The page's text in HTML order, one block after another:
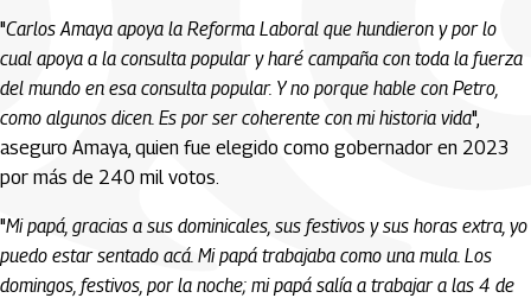
"Carlos Amaya apoya la Reforma Laboral que hundieron y por lo
cual apoya a la consulta popular y haré campaña con toda la fuerza
del mundo en esa consulta popular. Y no porque hable con Petro,
como algunos dicen. Es por ser coherente con mi historia vida",
aseguro Amaya, quien fue elegido como gobernador en 2023
por más de 240 mil votos.
"Mi papá, gracias a sus dominicales, sus festivos y sus horas extra, yo
puedo estar sentado acá. Mi papá trabajaba como una mula. Los
domingos, festivos, por la noche; mi papá salía a trabajar a las 4 de